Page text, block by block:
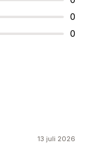
0
0
13 juli 2026